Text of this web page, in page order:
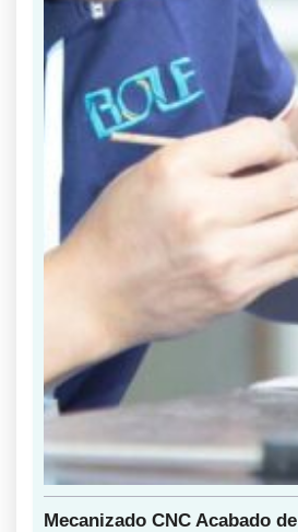
Mecanizado CNC Acabado de